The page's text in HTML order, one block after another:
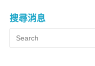
搜尋消息